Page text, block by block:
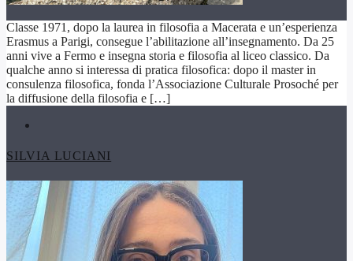
Classe 1971, dopo la laurea in filosofia a Macerata e un’esperienza
Erasmus a Parigi, consegue l’abilitazione all’insegnamento. Da 25
anni vive a Fermo e insegna storia e filosofia al liceo classico. Da
qualche anno si interessa di pratica filosofica: dopo il master in
consulenza filosofica, fonda l’Associazione Culturale Prosoché per
la diffusione della filosofia e […]
SILVIA LUCIANI